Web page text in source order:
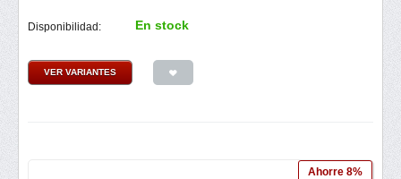
Disponibilidad: En stock
VER VARIANTES
Ahorre 8%